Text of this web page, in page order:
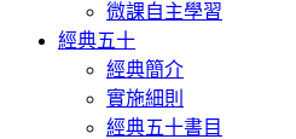
微課自主學習
經典五十
經典簡介
實施細則
經典五十書目